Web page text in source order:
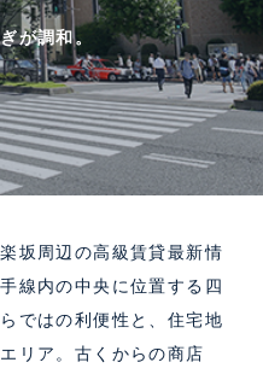
が調和。
坂周辺の高級賃貸最新情
線内の中央に位置する四
ではの利便性と、住宅地
リア。古くからの商店